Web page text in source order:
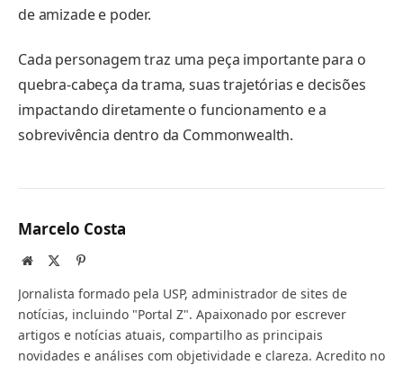
de amizade e poder.
Cada personagem traz uma peça importante para o
quebra-cabeça da trama, suas trajetórias e decisões
impactando diretamente o funcionamento e a
sobrevivência dentro da Commonwealth.
Marcelo Costa
Website Pinterest
Jornalista formado pela USP, administrador de sites de
notícias, incluindo "Portal Z". Apaixonado por escrever
artigos e notícias atuais, compartilho as principais
novidades e análises com objetividade e clareza. Acredito no